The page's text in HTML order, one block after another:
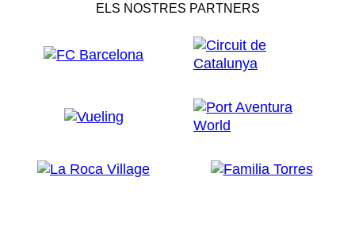
ELS NOSTRES PARTNERS